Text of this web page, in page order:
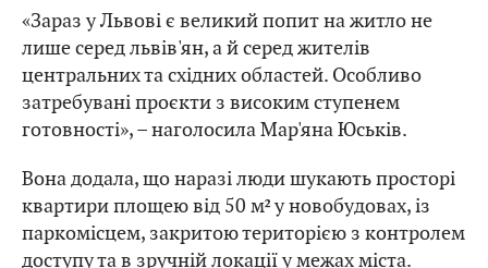
«Зараз у Львові є великий попит на житло не
лише серед львів'ян, а й серед жителів
центральних та східних областей. Особливо
затребувані проєкти з високим ступенем
готовності», – наголосила Мар'яна Юськів.
Вона додала, що наразі люди шукають просторі
квартири площею від 50 м² у новобудовах, із
паркомісцем, закритою територією з контролем
доступу та в зручній локації у межах міста.